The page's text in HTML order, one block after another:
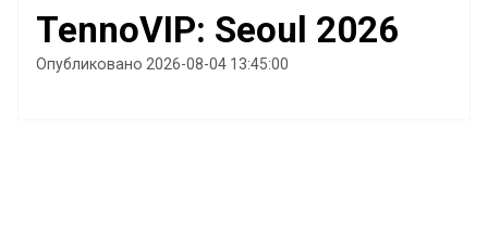
TennoVIP: Seoul 2026
Опубликовано 2026-08-04 13:45:00